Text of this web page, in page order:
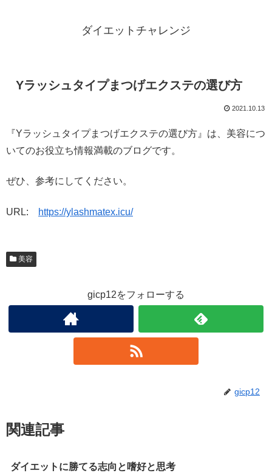
ダイエットチャレンジ
Yラッシュタイプまつげエクステの選び方
2021.10.13
『Yラッシュタイプまつげエクステの選び方』は、美容につ
いてのお役立ち情報満載のブログです。
ぜひ、参考にしてください。
URL: https://ylashmatex.icu/
美容
gicp12をフォローする
gicp12
関連記事
ダイエットに勝てる志向と嗜好と思考